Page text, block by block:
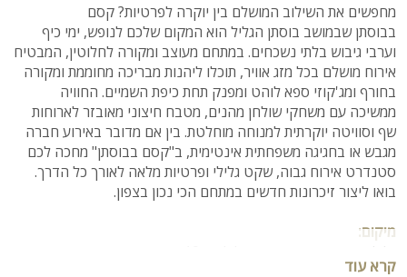
מחפשים את השילוב המושלם בין יוקרה לפרטיות? קסם
בבוסתן שבמושב בוסתן הגליל הוא המקום שלכם לנופש, ימי כיף
וערבי גיבוש בלתי נשכחים. במתחם מעוצב ומקורה לחלוטין, המבטיח
אירוח מושלם בכל מזג אוויר, תוכלו ליהנות מבריכה מחוממת ומקורה
בחורף ומג'קוזי ספא לוהט ומפנק תחת כיפת השמיים. החוויה
ממשיכה עם משחקי שולחן מהנים, מטבח חיצוני מאובזר לארוחות
שף וסוויטה יוקרתית למנוחה מוחלטת. בין אם מדובר באירוע חברה
מגבש או בחגיגה משפחתית אינטימית, ב"קסם בבוסתן" מחכה לכם
סטנדרט אירוח גבוה, שקט גלילי ופרטיות מלאה לאורך כל הדרך.
בואו ליצור זיכרונות חדשים במתחם הכי נכון בצפון.
מיקום:
קרא עוד